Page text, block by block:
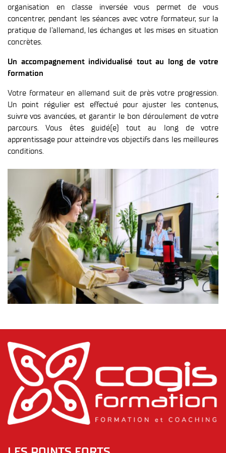
organisation en classe inversée vous permet de vous
concentrer, pendant les séances avec votre formateur, sur la
pratique de l’allemand, les échanges et les mises en situation
concrètes.
Un accompagnement individualisé tout au long de votre
formation
Votre formateur en allemand suit de près votre progression.
Un point régulier est effectué pour ajuster les contenus,
suivre vos avancées, et garantir le bon déroulement de votre
parcours. Vous êtes guidé(e) tout au long de votre
apprentissage pour atteindre vos objectifs dans les meilleures
conditions.